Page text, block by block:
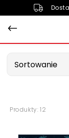
Sortowanie
Produkty: 12